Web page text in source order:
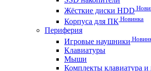
Жёсткие диски HDD
Корпуса для ПК Новинка
Периферия
Игровые наушники
Клавиатуры
Мыши
Комплекты клавиатура